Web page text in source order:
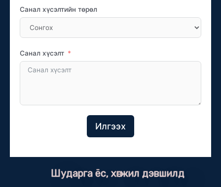
Санал хүсэлтийн төрөл
Санал хүсэлт
Илгээх
Шударга ёс, хөгжил дэвшилд